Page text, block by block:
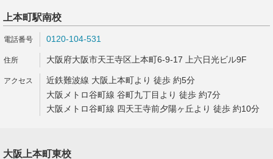
上本町駅南校
0120-104-531
大阪府大阪市天王寺区上本町6-9-17 上六日光ビル9F
近鉄難波線 大阪上本町より 徒歩 約5分
大阪メトロ谷町線 谷町九丁目より 徒歩 約7分
大阪メトロ谷町線 四天王寺前夕陽ヶ丘より 徒歩 約10分
大阪上本町東校